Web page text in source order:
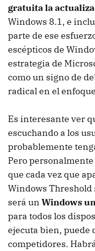
gratuita la
Windows 8.1, e
parte de ese
escépticos de
estrategia de
como un signo de
radical en el
Es interesante ver
escuchando a los
probablemente
Pero
que cada vez que
Windows Threshold
será un Windows
para todos los
ejecuta bien, puede
competidores.